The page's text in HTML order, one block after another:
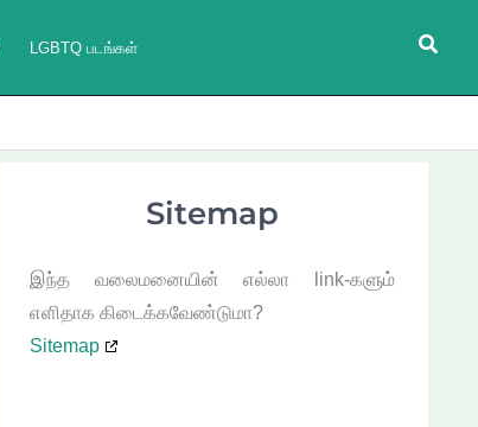
LGBTQ படங்கள்
Sitemap
இந்த வலைமனையின் எல்லா link-களும்
எளிதாக கிடைக்கவேண்டுமா?
Sitemap